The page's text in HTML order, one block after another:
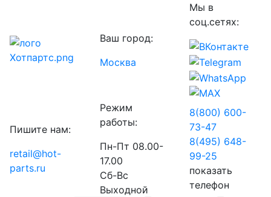
Ваш город:
Москва
Мы в
соц.сетях:
Пишите нам:
retail@hot-
parts.ru
Режим
работы:
Пн-Пт 08.00-
17.00
Сб-Вс
Выходной
8(800) 600-
73-47
8(495) 648-
99-25
показать
телефон